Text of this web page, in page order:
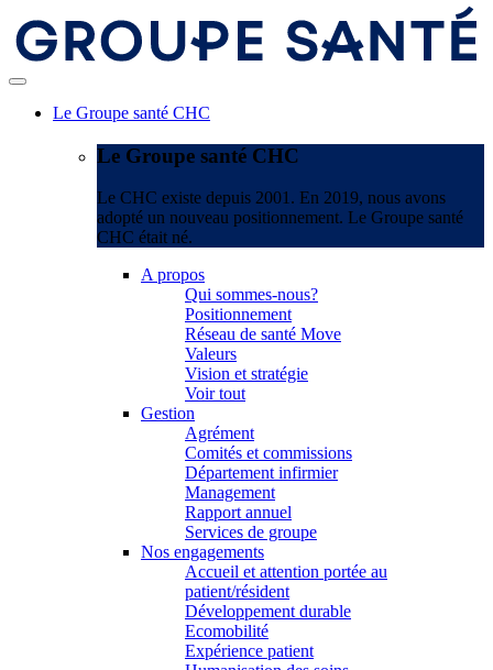
Le Groupe santé CHC
Le Groupe santé CHC
Le CHC existe depuis 2001. En 2019, nous avons
adopté un nouveau positionnement. Le Groupe santé
CHC était né.
A propos
Qui sommes-nous?
Positionnement
Réseau de santé Move
Valeurs
Vision et stratégie
Voir tout
Gestion
Agrément
Comités et commissions
Département infirmier
Management
Rapport annuel
Services de groupe
Nos engagements
Accueil et attention portée au
patient/résident
Développement durable
Ecomobilité
Expérience patient